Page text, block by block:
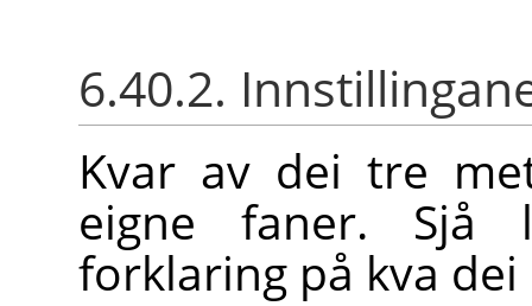
6.40.2.
Kvar av dei tre
eigne faner. Sjå
forklaring på kva dei